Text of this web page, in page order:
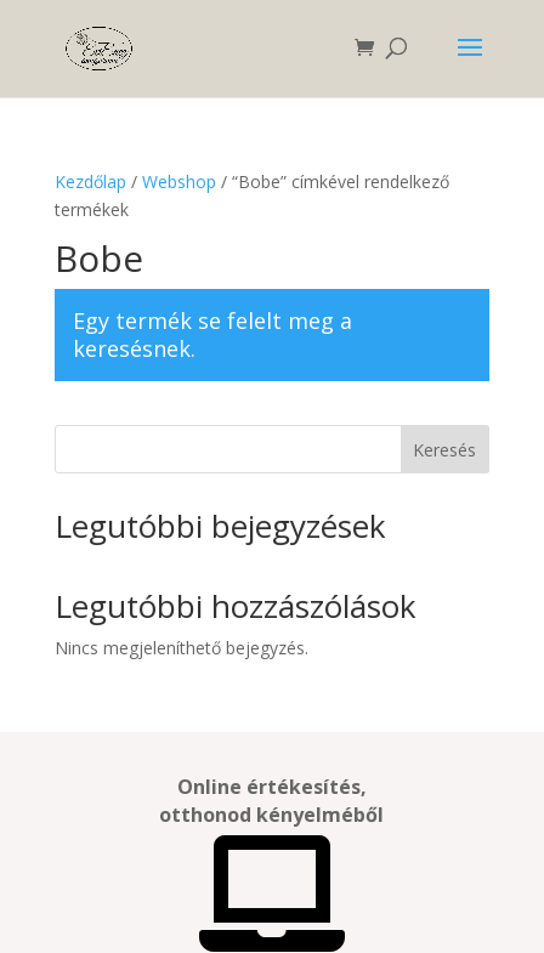
Kezdőlap / Webshop / “Bobe” címkével rendelkező
termékek
Bobe
Egy termék se felelt meg a
keresésnek.
Keresés
Legutóbbi bejegyzések
Legutóbbi hozzászólások
Nincs megjeleníthető bejegyzés.
Online értékesítés,
otthonod kényelméből
